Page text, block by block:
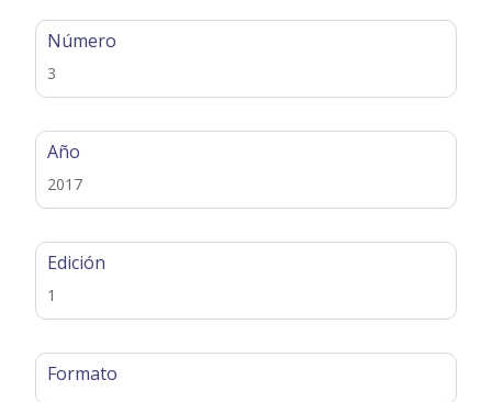
Número
3
Año
2017
Edición
1
Formato